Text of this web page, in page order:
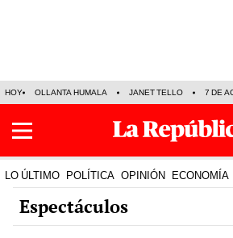
HOY OLLANTA HUMALA JANET TELLO 7 DE
LO ÚLTIMO POLÍTICA OPINIÓN ECONOMÍA
Espectáculos